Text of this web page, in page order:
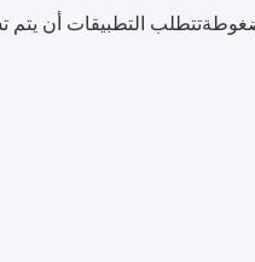
التطبيقات أن